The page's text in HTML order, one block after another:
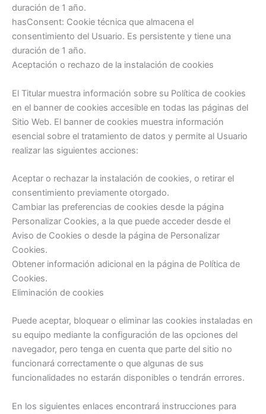
duración de 1 año.
hasConsent: Cookie técnica que almacena el
consentimiento del Usuario. Es persistente y tiene una
duración de 1 año.
Aceptación o rechazo de la instalación de cookies
El Titular muestra información sobre su Política de cookies
en el banner de cookies accesible en todas las páginas del
Sitio Web. El banner de cookies muestra información
esencial sobre el tratamiento de datos y permite al Usuario
realizar las siguientes acciones:
Aceptar o rechazar la instalación de cookies, o retirar el
consentimiento previamente otorgado.
Cambiar las preferencias de cookies desde la página
Personalizar Cookies, a la que puede acceder desde el
Aviso de Cookies o desde la página de Personalizar
Cookies.
Obtener información adicional en la página de Política de
Cookies.
Eliminación de cookies
Puede aceptar, bloquear o eliminar las cookies instaladas en
su equipo mediante la configuración de las opciones del
navegador, pero tenga en cuenta que parte del sitio no
funcionará correctamente o que algunas de sus
funcionalidades no estarán disponibles o tendrán errores.
En los siguientes enlaces encontrará instrucciones para